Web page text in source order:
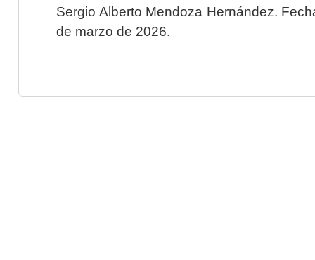
Sergio Alberto Mendoza Hernández.
de marzo de 2026.